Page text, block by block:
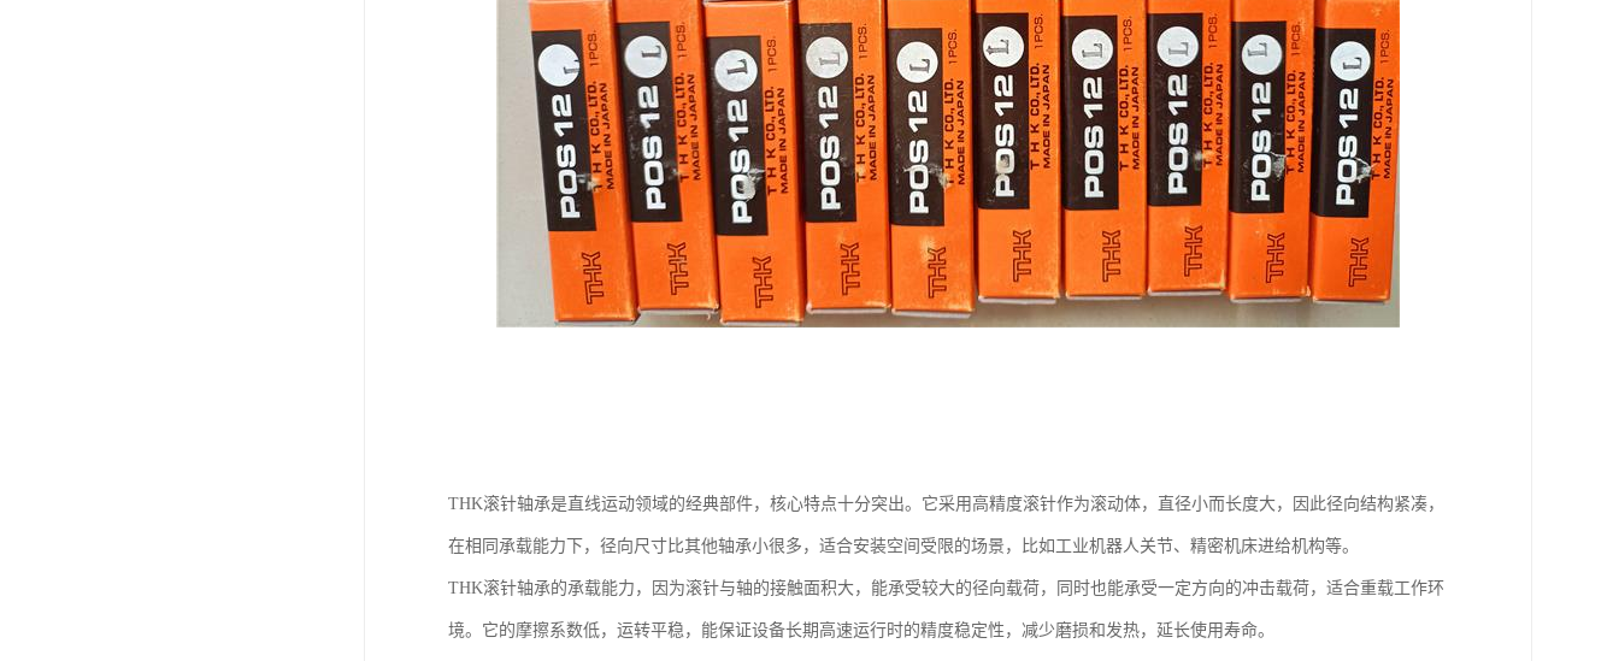
THK滚针轴承是直线运动领域的经典部件，核心特点十分突出。它采用高精度滚针作为滚动体，直径小而长度大，因此径向结构紧凑，
在相同承载能力下，径向尺寸比其他轴承小很多，适合安装空间受限的场景，比如工业机器人关节、精密机床进给机构等。
THK滚针轴承的承载能力，因为滚针与轴的接触面积大，能承受较大的径向载荷，同时也能承受一定方向的冲击载荷，适合重载工作环
境。它的摩擦系数低，运转平稳，能保证设备长期高速运行时的精度稳定性，减少磨损和发热，延长使用寿命。